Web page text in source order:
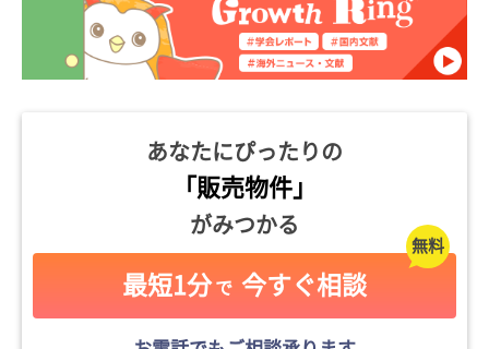
あなたにぴったりの
「販売物件」
がみつかる
最短1分 で 今すぐ相談